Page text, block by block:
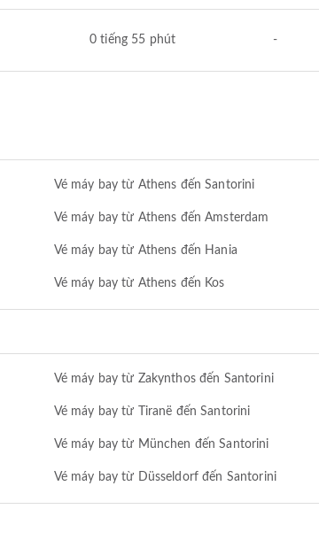
0 tiếng 55 phút -
Vé máy bay từ Athens đến Santorini
Vé máy bay từ Athens đến Amsterdam
Vé máy bay từ Athens đến Hania
Vé máy bay từ Athens đến Kos
Vé máy bay từ Zakynthos đến Santorini
Vé máy bay từ Tiranë đến Santorini
Vé máy bay từ München đến Santorini
Vé máy bay từ Düsseldorf đến Santorini